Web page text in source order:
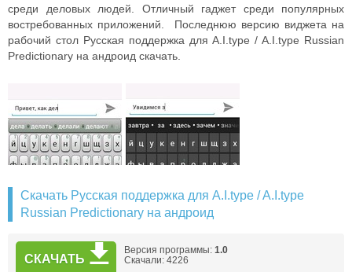
среди деловых людей. Отличный гаджет среди популярных
востребованных приложений. Последнюю версию виджета на
рабочий стол Русская поддержка для A.I.type / A.I.type Russian
Predictionary на андроид скачать.
Скачать Русская поддержка для A.I.type / A.I.type
Russian Predictionary на андроид
СКАЧАТЬ
Версия программы: 1.0
Скачали: 4226